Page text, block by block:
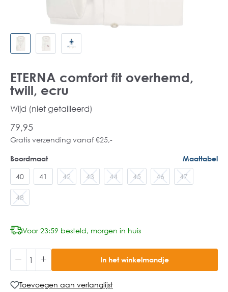
ETERNA comfort fit overhemd,
twill, ecru
Wijd (niet getailleerd)
79,95
Gratis verzending vanaf €25,-
Boordmaat Maattabel
40 41 42 43 44 45 46 47
48
Voor 23:59 besteld, morgen in huis
In het winkelmandje
Toevoegen aan verlanglijst